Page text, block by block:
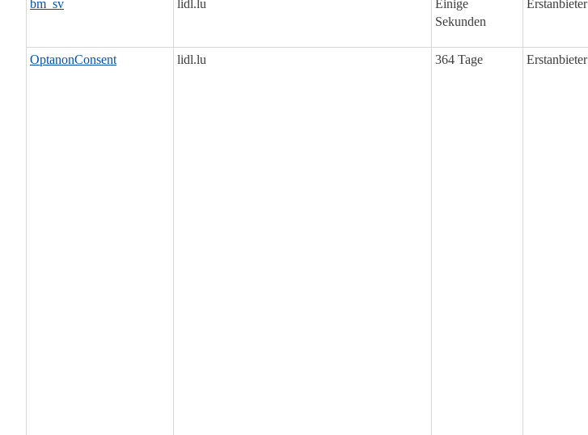
bm_sv
lidl.lu
Einige
Sekunden
Erstanbieter
OptanonConsent lidl.lu 364 Tage Erstanbieter